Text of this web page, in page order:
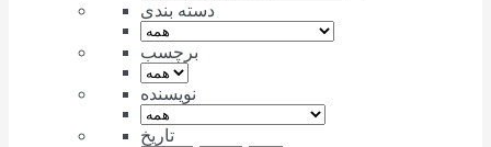
دسته بندی
برچسب
نویسنده
تاریخ